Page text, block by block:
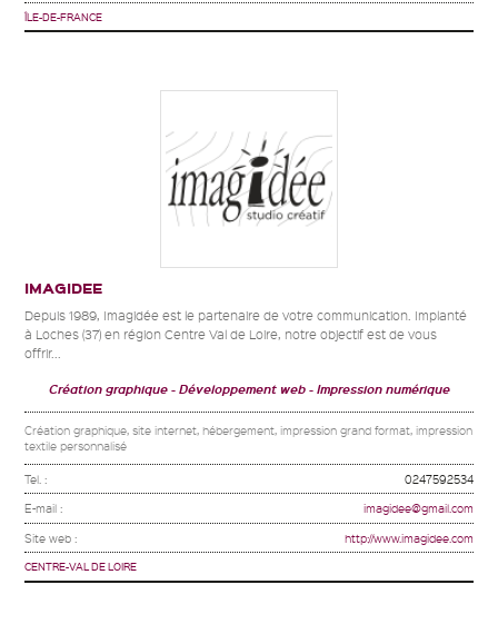
ÎLE-DE-FRANCE
IMAGIDEE
Depuis 1989, Imagidée est le partenaire de votre communication. Implanté
à Loches (37) en région Centre Val de Loire, notre objectif est de vous
offrir...
Création graphique Développement web Impression numérique
Création graphique, site internet, hébergement, impression grand format, impression
textile personnalisé
Tel. : 0247592534
E-mail : imagidee@gmail.com
Site web : http://www.imagidee.com
CENTRE-VAL DE LOIRE